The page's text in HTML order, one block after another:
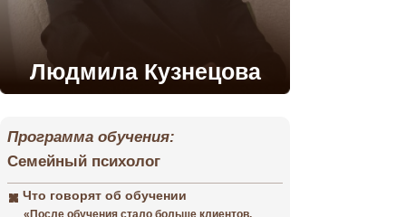
Программа обучения:
Семейный психолог
Что говорят об обучении
Людмила Кузнецова
«После обучения стало больше клиентов,